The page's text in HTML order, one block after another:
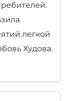
легкой
Худова.